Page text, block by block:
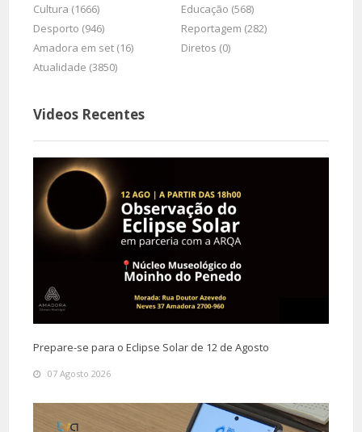
Cultura (1666)
Educação (568)
Desporto (946)
Reportagem (282)
Amadora em set (16)
Diretos (0)
Atualidade (3850)
Videos Recentes
Prepare-se para o Eclipse Solar de 12 de Agosto
07 Agosto 2026